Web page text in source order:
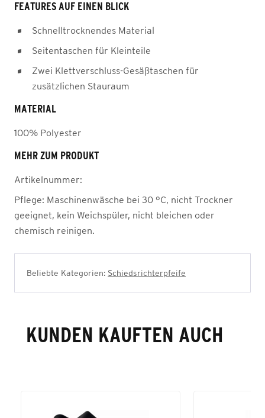
FEATURES AUF EINEN BLICK
Schnelltrocknendes Material
Seitentaschen für Kleinteile
Zwei Klettverschluss-Gesäßtaschen für
zusätzlichen Stauraum
MATERIAL
100% Polyester
MEHR ZUM PRODUKT
Artikelnummer:
Pflege: Maschinenwäsche bei 30 °C, nicht Trockner
geeignet, kein Weichspüler, nicht bleichen oder
chemisch reinigen.
Beliebte Kategorien: Schiedsrichterpfeife
KUNDEN KAUFTEN AUCH